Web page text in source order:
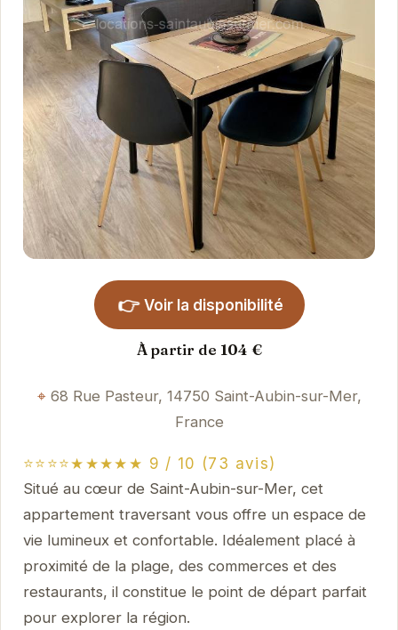
👉 Voir la disponibilité
À partir de 104 €
68 Rue Pasteur, 14750 Saint-Aubin-sur-Mer,
France
⭐⭐⭐⭐★★★★★ 9 / 10 (73 avis)
Situé au cœur de Saint-Aubin-sur-Mer, cet
appartement traversant vous offre un espace de
vie lumineux et confortable. Idéalement placé à
proximité de la plage, des commerces et des
restaurants, il constitue le point de départ parfait
pour explorer la région.